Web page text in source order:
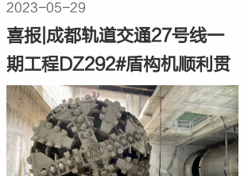
2023-05-29
喜报|成都轨道交通27号线一
期工程DZ292#盾构机顺利贯
通